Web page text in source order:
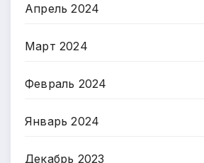
Апрель 2024
Март 2024
Февраль 2024
Январь 2024
Декабрь 2023